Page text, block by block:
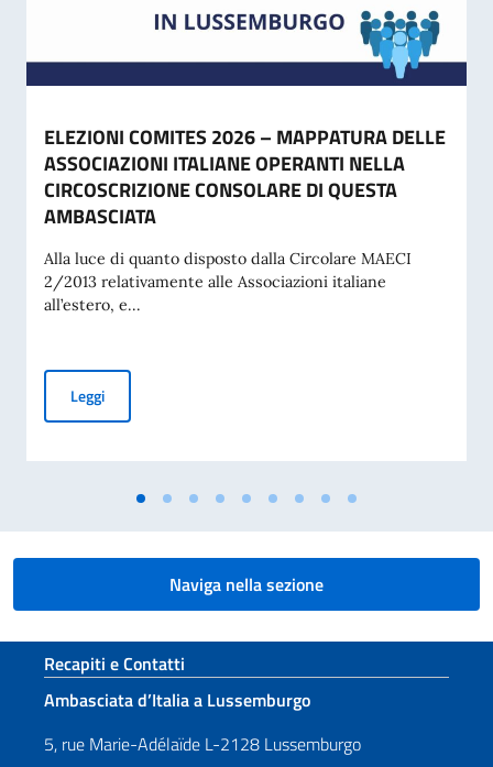
ELEZIONI COMITES 2026 – MAPPATURA DELLE
ASSOCIAZIONI ITALIANE OPERANTI NELLA
CIRCOSCRIZIONE CONSOLARE DI QUESTA
AMBASCIATA
Alla luce di quanto disposto dalla Circolare MAECI
2/2013 relativamente alle Associazioni italiane
all’estero, e...
LeggiELEZIONI COMITES 2026 – MAPPATURA DELLE
Naviga nella sezione
Sezione footer
Recapiti e Contatti
Ambasciata d’Italia a Lussemburgo
5, rue Marie-Adélaïde L-2128 Lussemburgo